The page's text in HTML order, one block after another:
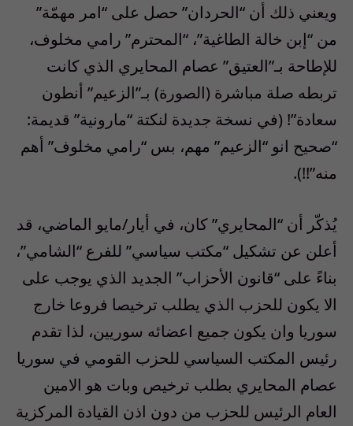
ويعني ذلك أن “الحردان” حصل على “امر مهمّة”
من “إبن خالة الطاغية”، “المحترم” رامي مخلوف،
للإطاحة بـ”العتيق” عصام المحايري الذي كانت
تربطه صلة مباشرة (الصورة) بـ”الزعيم” أنطون
سعادة”! (في نسخة جديدة لنكتة “مارونية” قديمة:
“صحيح انو “الزعيم” مهم، بس “رامي مخلوف” أهم
منه”!!).
يُذكّر أن “المحايري” كان، في أيار/مايو الماضي، قد
أعلن عن تشكيل “مكتب سياسي” للفرع “الشامي”،
بناءً على “قانون الأحزاب” الجديد الذي يوجب على
الا يكون للحزب الذي يطلب ترخيصا فروعا خارج
سوريا وان يكون جميع اعضائه سوريين، لذا تقدم
رئيس المكتب السياسي للحزب القومي في سوريا
عصام المحايري بطلب ترخيص وبات هو الامين
العام الرئيس للحزب من دون اذن القيادة المركزية